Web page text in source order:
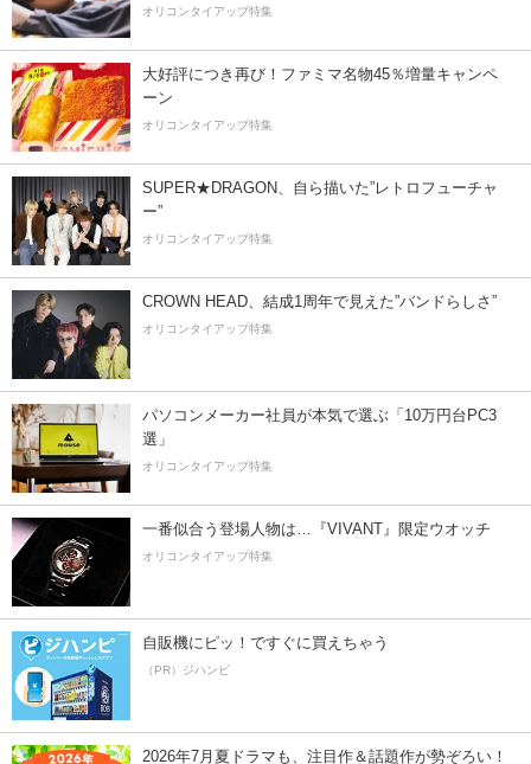
オリコンタイアップ特集
大好評につき再び！ファミマ名物45％増量キャンペ
ーン
オリコンタイアップ特集
SUPER★DRAGON、自ら描いた”レトロフューチャ
ー”
オリコンタイアップ特集
CROWN HEAD、結成1周年で見えた”バンドらしさ”
オリコンタイアップ特集
パソコンメーカー社員が本気で選ぶ「10万円台PC3
選」
オリコンタイアップ特集
一番似合う登場人物は…『VIVANT』限定ウオッチ
オリコンタイアップ特集
自販機にピッ！ですぐに買えちゃう
（PR）ジハンピ
2026年7月夏ドラマも、注目作＆話題作が勢ぞろい！